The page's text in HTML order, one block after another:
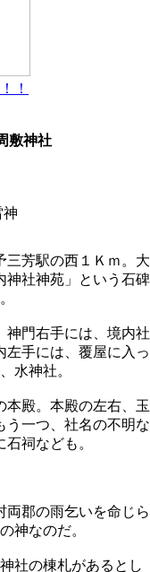
敷神社
神
三芳駅の西１Ｋｍ。大
神社神苑」という石碑
神門右手には、境内社
左手には、覆屋に入っ
水神社。
本殿。本殿の左右、玉
う一つ、社名の不明な
祠なども。
両郡の雨乞いを命じら
神なのだ。
社の棟札があるとし